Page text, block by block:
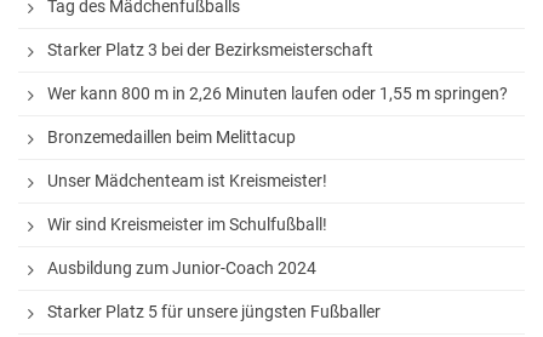
Sprachen- und Leseförderung
Musische Förderung
DFB-Talentförderung
Studieren ab 15
Stipendien für Schüler und Schülerinnen
Studien- und Berufsberatung
StuBo-Sprechstunde
Tag des Mädchenfußballs
Starker Platz 3 bei der Bezirksmeisterschaft
Wer kann 800 m in 2,26 Minuten laufen oder 1,55 m springen?
Bronzemedaillen beim Melittacup
Unser Mädchenteam ist Kreismeister!
Wir sind Kreismeister im Schulfußball!
Ausbildung zum Junior-Coach 2024
Starker Platz 5 für unsere jüngsten Fußballer